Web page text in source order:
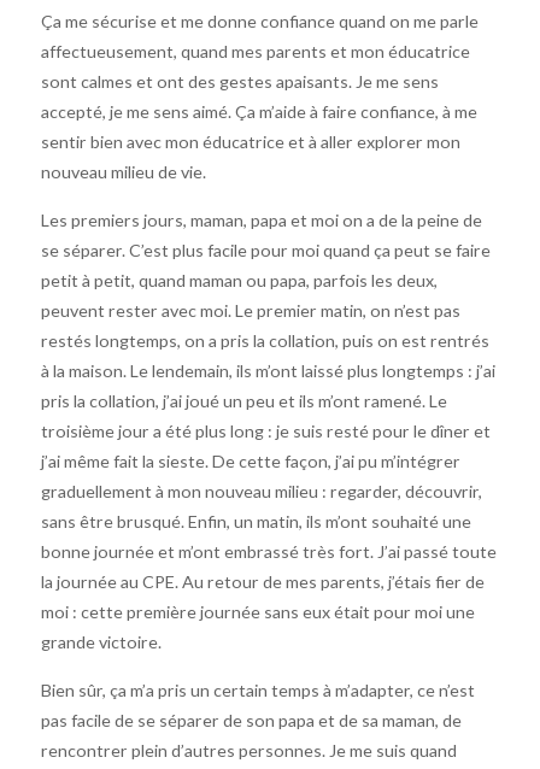
Ça me sécurise et me donne confiance quand on me parle
affectueusement, quand mes parents et mon éducatrice
sont calmes et ont des gestes apaisants. Je me sens
accepté, je me sens aimé. Ça m’aide à faire confiance, à me
sentir bien avec mon éducatrice et à aller explorer mon
nouveau milieu de vie.
Les premiers jours, maman, papa et moi on a de la peine de
se séparer. C’est plus facile pour moi quand ça peut se faire
petit à petit, quand maman ou papa, parfois les deux,
peuvent rester avec moi. Le premier matin, on n’est pas
restés longtemps, on a pris la collation, puis on est rentrés
à la maison. Le lendemain, ils m’ont laissé plus longtemps : j’ai
pris la collation, j’ai joué un peu et ils m’ont ramené. Le
troisième jour a été plus long : je suis resté pour le dîner et
j’ai même fait la sieste. De cette façon, j’ai pu m’intégrer
graduellement à mon nouveau milieu : regarder, découvrir,
sans être brusqué. Enfin, un matin, ils m’ont souhaité une
bonne journée et m’ont embrassé très fort. J’ai passé toute
la journée au CPE. Au retour de mes parents, j’étais fier de
moi : cette première journée sans eux était pour moi une
grande victoire.
Bien sûr, ça m’a pris un certain temps à m’adapter, ce n’est
pas facile de se séparer de son papa et de sa maman, de
rencontrer plein d’autres personnes. Je me suis quand